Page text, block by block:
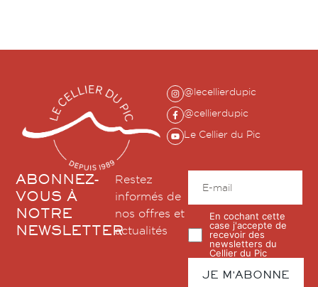
@lecellierdupic
@cellierdupic
Le Cellier du Pic
ABONNEZ-
VOUS À
NOTRE
NEWSLETTER
Restez
informés de
nos offres et
actualités
En cochant cette
case j'accepte de
recevoir des
newsletters du
Cellier du Pic